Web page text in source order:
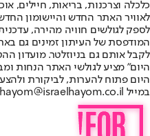
לאוויר האתר החדש והיישומון
לספק לגולשים חוויה מהירה,
המודפסת של העיתון זמינים גם
לקבל אותם גם בניוזלטר. מועדון
היום" מציע לגולשי האתר הנחות
היום פתוח להערות, לביקורת
במייל hayom@israelhayom.co.il.